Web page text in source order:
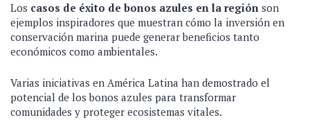
Los casos de éxito de bonos azules en la región son
ejemplos inspiradores que muestran cómo la inversión en
conservación marina puede generar beneficios tanto
económicos como ambientales.
Varias iniciativas en América Latina han demostrado el
potencial de los bonos azules para transformar
comunidades y proteger ecosistemas vitales.